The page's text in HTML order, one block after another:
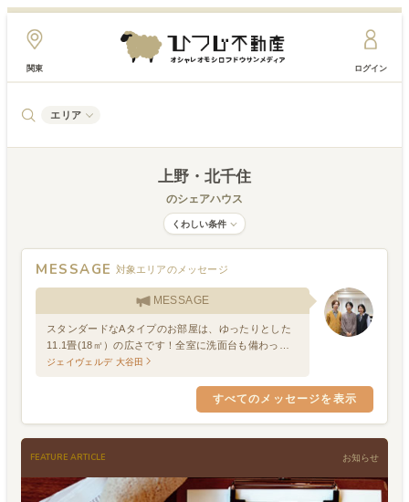
関東 ログイン
エリア
上野・北千住
のシェアハウス
くわしい条件
MESSAGE 対象エリアのメッセージ
MESSAGE
スタンダードなAタイプのお部屋は、ゆったりとした
11.1畳(18㎡）の広さです！全室に洗面台も備わって
いて、共有スペースだけでなく、個室でも自分時間を
ジェイヴェルデ 大谷田
すべてのメッセージを表示
FEATURE ARTICLE お知らせ